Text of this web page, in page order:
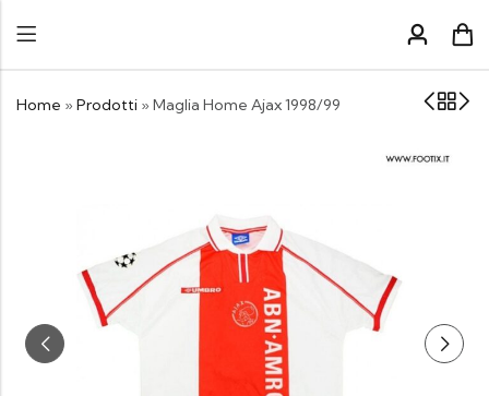
Home » Prodotti » Maglia Home Ajax 1998/99